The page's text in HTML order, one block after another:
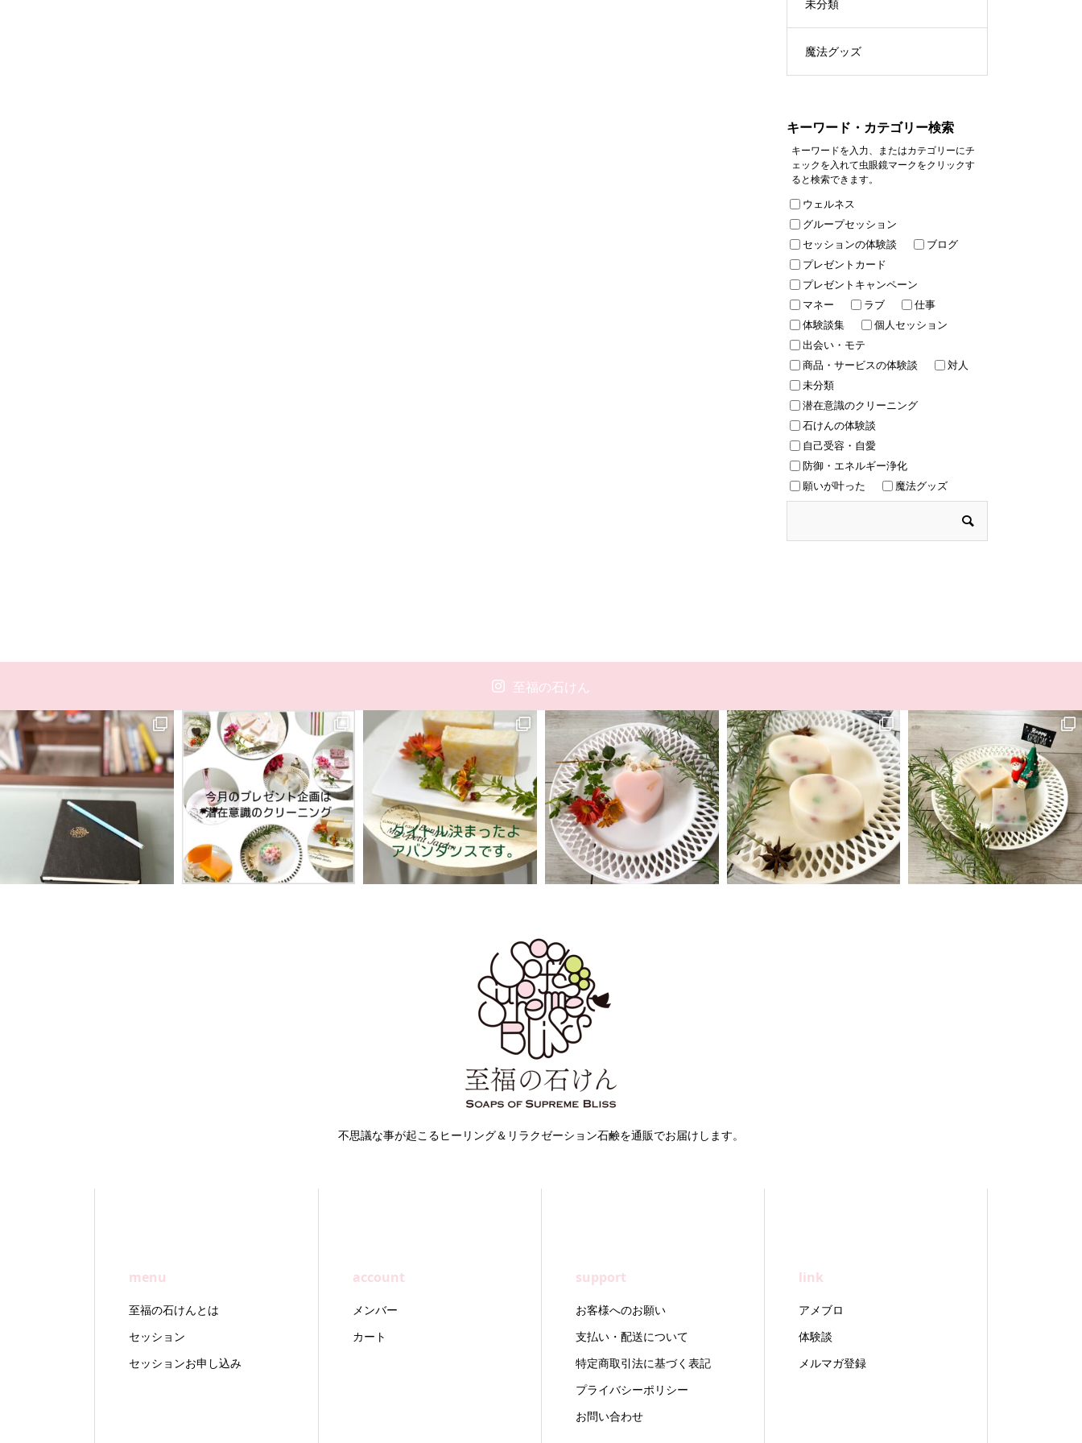
未分類
魔法グッズ
キーワード・カテゴリー検索
キーワードを入力、またはカテゴリーにチ
ェックを入れて虫眼鏡マークをクリックす
ると検索できます。
ウェルネス
グループセッション
セッションの体験談
ブログ
プレゼントカード
プレゼントキャンペーン
マネー
ラブ
仕事
体験談集
個人セッション
出会い・モテ
商品・サービスの体験談
対人
未分類
潜在意識のクリーニング
石けんの体験談
自己受容・自愛
防御・エネルギー浄化
願いが叶った
魔法グッズ
至福の石けん
不思議な事が起こるヒーリング＆リラクゼーション石鹸を通販でお届けします。
menu
至福の石けんとは
セッション
セッションお申し込み
account
メンバー
カート
support
お客様へのお願い
支払い・配送について
特定商取引法に基づく表記
プライバシーポリシー
お問い合わせ
link
アメブロ
体験談
メルマガ登録